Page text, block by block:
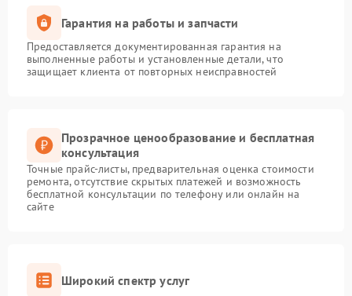
Гарантия на работы и запчасти
Предоставляется документированная гарантия на
выполненные работы и установленные детали, что
защищает клиента от повторных неисправностей
Прозрачное ценообразование и бесплатная
консультация
Точные прайс-листы, предварительная оценка стоимости
ремонта, отсутствие скрытых платежей и возможность
бесплатной консультации по телефону или онлайн на
сайте
Широкий спектр услуг